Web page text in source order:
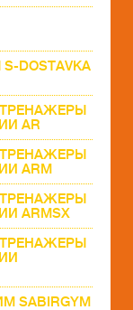
DOSTAVKA
AR
ARM
ARMSX